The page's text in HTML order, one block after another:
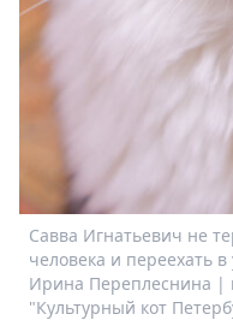
Савва Игнатьевич не
человека и переехать
Ирина Переплеснина |
"Культурный кот